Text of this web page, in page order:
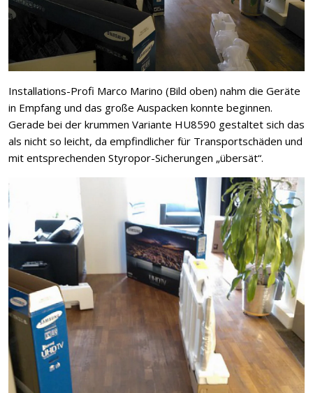
Installations-Profi Marco Marino (Bild oben) nahm die Geräte
in Empfang und das große Auspacken konnte beginnen.
Gerade bei der krummen Variante HU8590 gestaltet sich das
als nicht so leicht, da empfindlicher für Transportschäden und
mit entsprechenden Styropor-Sicherungen „übersät“.